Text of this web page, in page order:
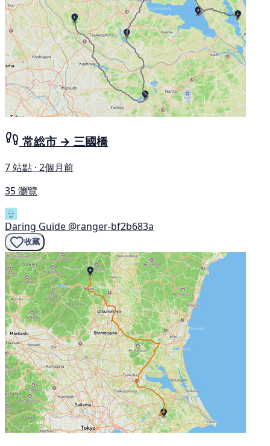
常総市 → 三國橋
7 站點 · 2個月前
35 瀏覽
Daring Guide @ranger-bf2b683a
收藏